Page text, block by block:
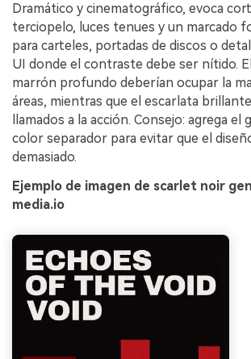
Dramático y cinematográfico, evoca
terciopelo, luces tenues y un marcado
para carteles, portadas de discos o
UI donde el contraste debe ser nítido.
marrón profundo deberían ocupar la
áreas, mientras que el escarlata
llamados a la acción. Consejo: agrega
color separador para evitar que el
demasiado.
Ejemplo de imagen de scarlet noir
media.io